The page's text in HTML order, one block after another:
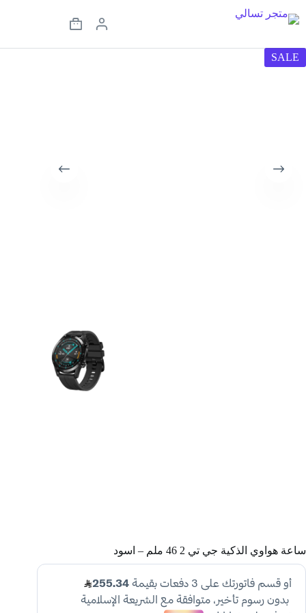
إلى
Shopping
SALE
ساعة هواوي الذكية جي تي 2 46 ملم – اسود